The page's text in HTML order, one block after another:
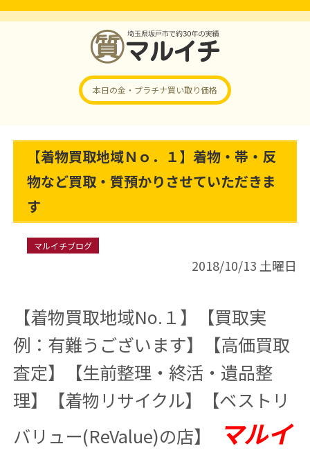
本日の金・プラチナ買い取り価格
【着物買取地域Ｎｏ．１】着物・帯・反
物など買取・質預かりさせていただきま
す
マルイチブログ
2018/10/13 土曜日
【着物買取地域No.１】【買取実
例：有難うございます】【高価買取
査定】【生前整理・終活・遺品整
理】【着物リサイクル】【ベストリ
バリュー(ReValue)の店】
マルイ